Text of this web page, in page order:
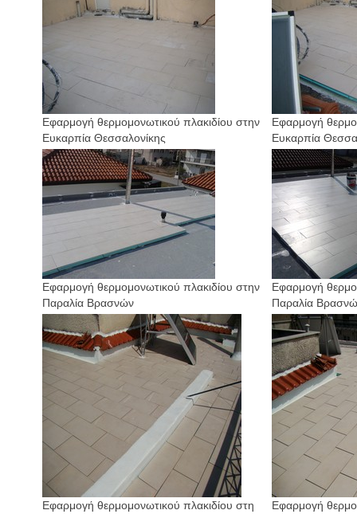
Εφαρμογή θερμομονωτικού πλακιδίου στην
Ευκαρπία Θεσσαλονίκης
Εφαρμογή
Ευκαρπία
Εφαρμογή θερμομονωτικού πλακιδίου στην
Παραλία Βρασνών
Εφαρμογή
Παραλία
Εφαρμογή θερμομονωτικού πλακιδίου στη
Εφαρμογή